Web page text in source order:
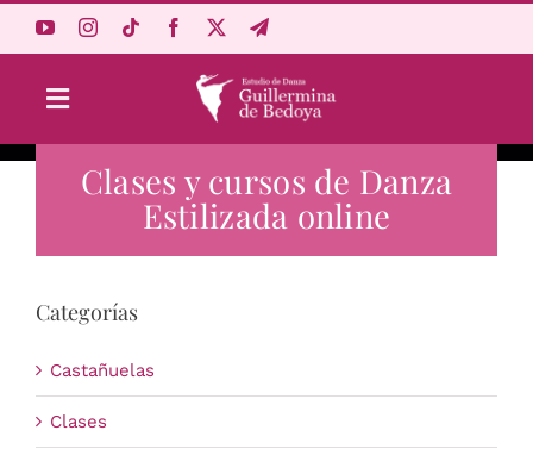
Toggle
Navigation
Aprende Online
Estudio
Clases y cursos de Danza
Estilizada online
Categorías
Castañuelas
Clases